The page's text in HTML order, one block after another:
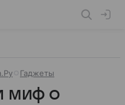
Гаджеты
миф о